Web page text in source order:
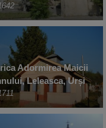
Adormirea Maicii
Leleasca, Urși